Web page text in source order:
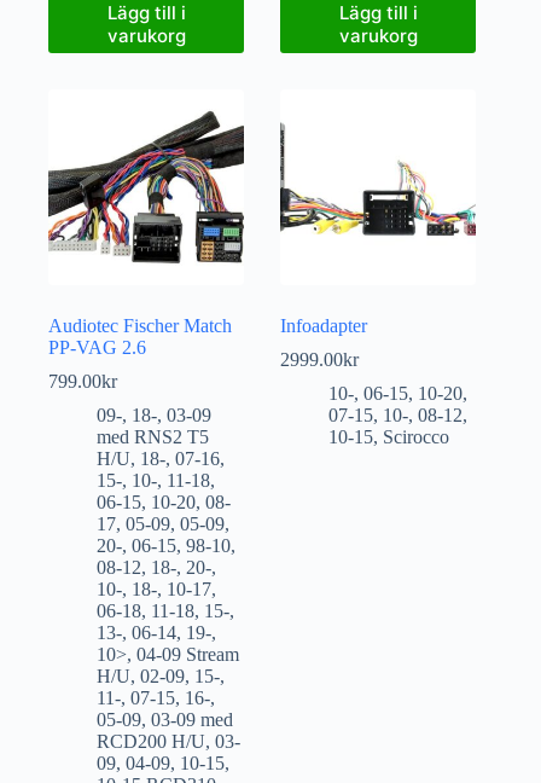
Lägg till i
varukorg
Lägg till i
varukorg
Audiotec Fischer Match
PP-VAG 2.6
799.00kr
09-, 18-, 03-09
med RNS2 T5
H/U, 18-, 07-16,
15-, 10-, 11-18,
06-15, 10-20, 08-
17, 05-09, 05-09,
20-, 06-15, 98-10,
08-12, 18-, 20-,
10-, 18-, 10-17,
06-18, 11-18, 15-,
13-, 06-14, 19-,
10>, 04-09 Stream
H/U, 02-09, 15-,
11-, 07-15, 16-,
05-09, 03-09 med
RCD200 H/U, 03-
09, 04-09, 10-15,
Infoadapter
2999.00kr
10-,06-15, 10-20,
07-15, 10-,08-12,
10-15, Scirocco